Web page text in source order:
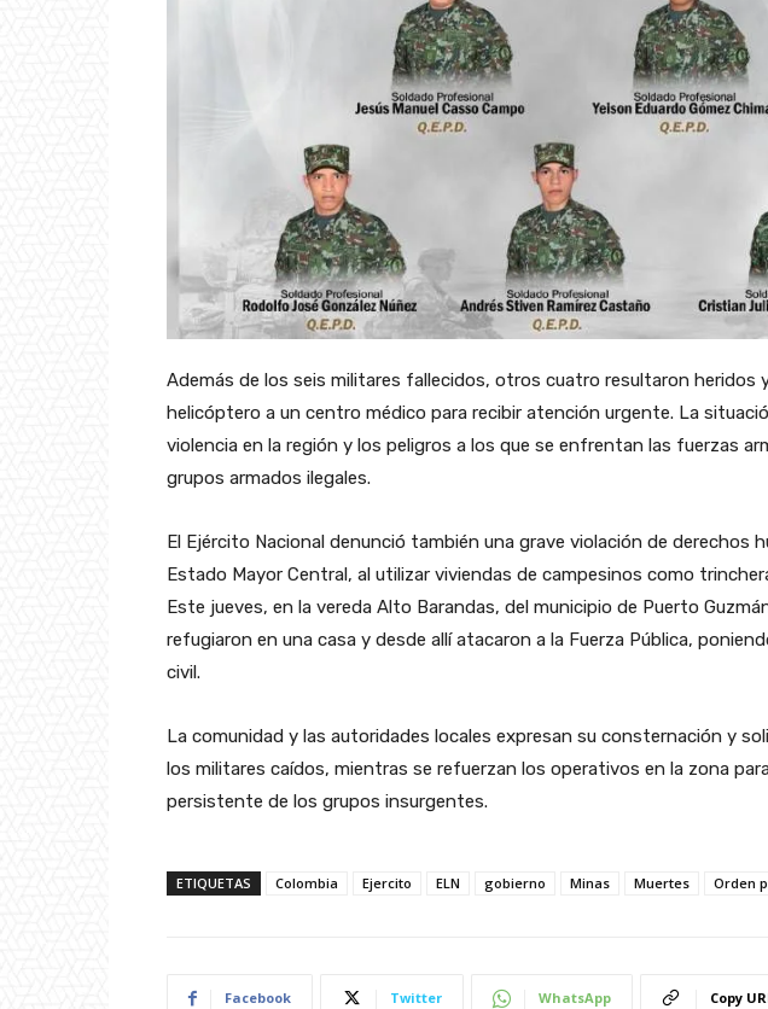
Además de los seis militares fallecidos, otros cuatro resultaron heridos
helicóptero a un centro médico para recibir atención urgente. La
violencia en la región y los peligros a los que se enfrentan las fuerzas
grupos armados ilegales.
El Ejército Nacional denunció también una grave violación de derechos
Estado Mayor Central, al utilizar viviendas de campesinos como
Este jueves, en la vereda Alto Barandas, del municipio de Puerto
refugiaron en una casa y desde allí atacaron a la Fuerza Pública,
civil.
La comunidad y las autoridades locales expresan su consternación y
los militares caídos, mientras se refuerzan los operativos en la zona
persistente de los grupos insurgentes.
ETIQUETAS Colombia Ejercito ELN gobierno Minas Muertes Orden
Facebook Twitter WhatsApp Copy